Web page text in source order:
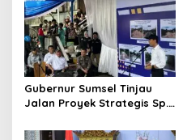
n
Gubernur Sumsel Tinjau
Jalan Proyek Strategis Sp.
Desa Keman OKI